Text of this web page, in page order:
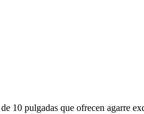
10 pulgadas que ofrecen agarre